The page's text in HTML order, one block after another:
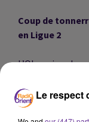
Coup de
en Ligue 2
L’Olympique
un déficit
annoncé faire
première hors
Le respect